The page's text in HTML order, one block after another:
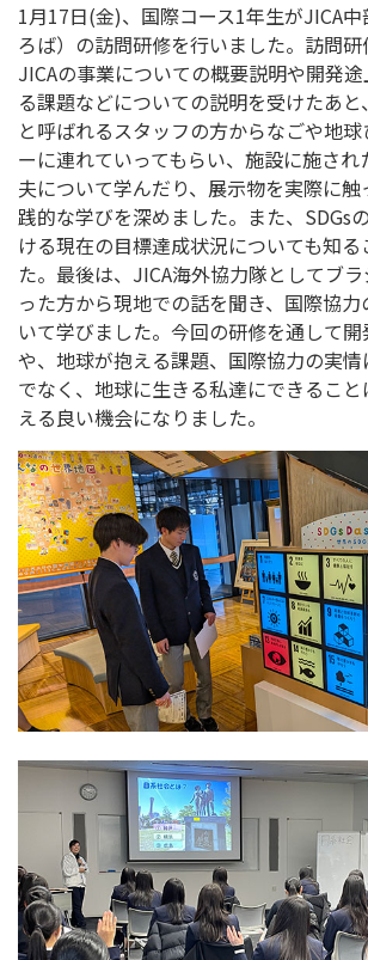
1月17日(金)、国際コース1年生がJICA
ろば）の訪問研修を行いました。訪問
JICAの事業についての概要説明や開発
る課題などについての説明を受けたあと
と呼ばれるスタッフの方からなごや地
ーに連れていってもらい、施設に施さ
夫について学んだり、展示物を実際に
践的な学びを深めました。また、SDGs
ける現在の目標達成状況についても知る
た。最後は、JICA海外協力隊としてブ
った方から現地での話を聞き、国際協
いて学びました。今回の研修を通して
や、地球が抱える課題、国際協力の実
でなく、地球に生きる私達にできるこ
える良い機会になりました。